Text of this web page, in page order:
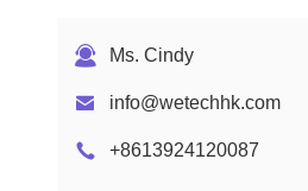
Ms. Cindy
info@wetechhk.com
+8613924120087